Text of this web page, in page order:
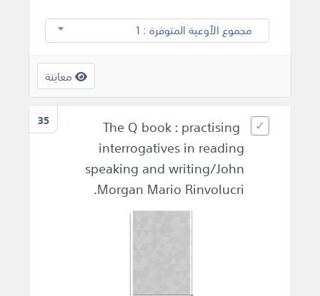
مجموع الأوعية المتوفرة : 1
معاينة
35
The Q book : practising
interrogatives in reading
speaking and writing/John
Morgan Mario Rinvolucri.